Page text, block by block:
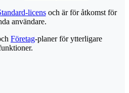
licensoch är för åtkomst för
användare.
Företag-planer för ytterligare